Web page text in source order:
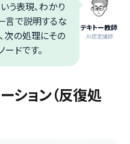
テキトー教師
.AI認定講師
う表現、わかり
言で説明するな
次の処理にその
ドです。
ション（反復処